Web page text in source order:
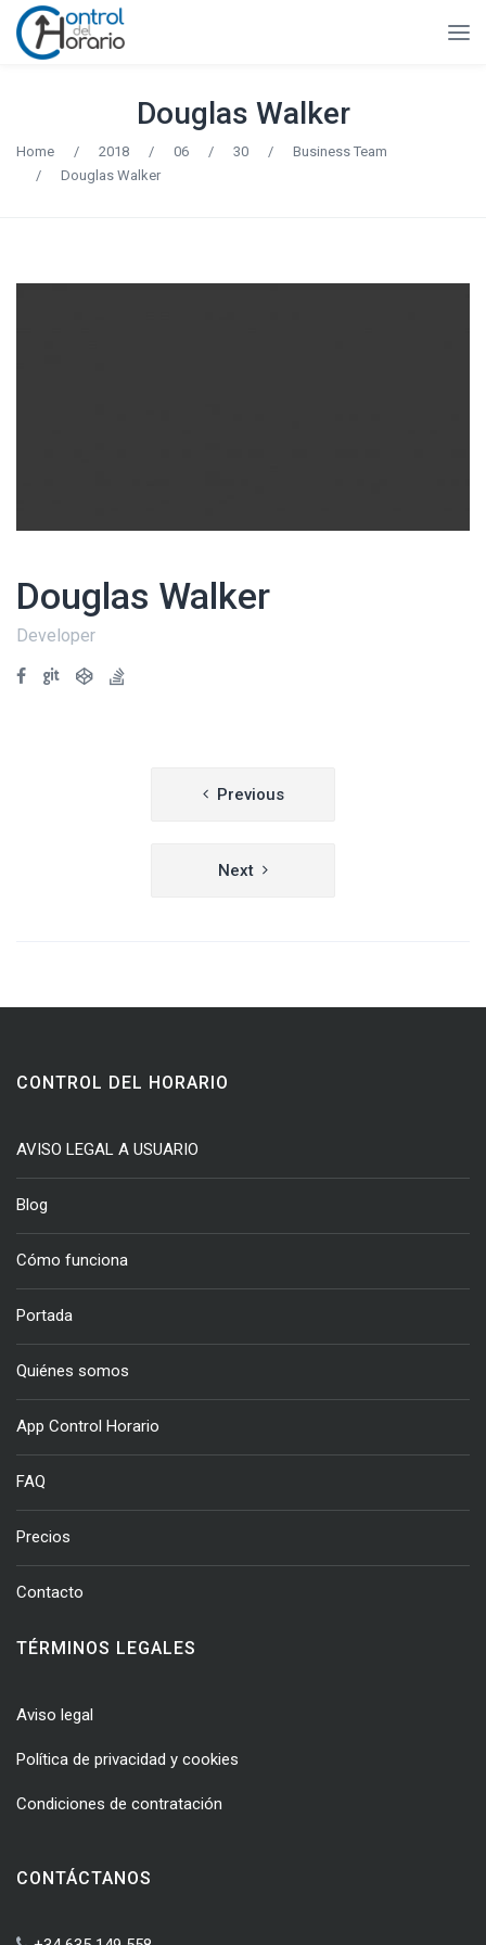
Douglas Walker
Home / 2018 / 06 / 30 /
Business Team
/
Douglas Walker
Douglas Walker
Developer
Navegación Previous
Next
CONTROL DEL HORARIO
AVISO LEGAL A USUARIO
Blog
Cómo funciona
Portada
Quiénes somos
App Control Horario
FAQ
Precios
Contacto
TÉRMINOS LEGALES
Aviso legal
Política de privacidad y cookies
Condiciones de contratación
CONTÁCTANOS